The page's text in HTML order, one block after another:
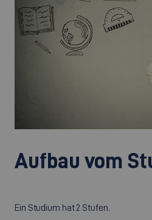
Aufbau vom
Ein Studium hat 2 Stufen.